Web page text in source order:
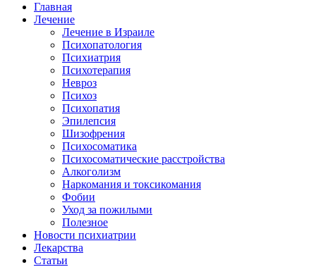
Главная
Лечение
Лечение в Израиле
Психопатология
Психиатрия
Психотерапия
Невроз
Психоз
Психопатия
Эпилепсия
Шизофрения
Психосоматика
Психосоматические расстройства
Алкоголизм
Наркомания и токсикомания
Фобии
Уход за пожилыми
Полезное
Новости психиатрии
Лекарства
Статьи